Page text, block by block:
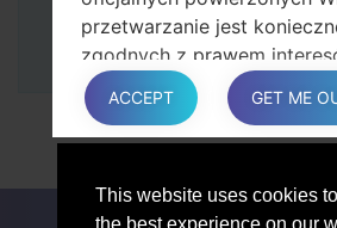
This website uses cookies
telefon uruchomi się
się od komputera.
przetwarzanie jest
zgodnych z prawem
prowadzonej przez
osobę trzecią.
W każdym przypadku
konkretną podstawę
ACCEPT GET ME